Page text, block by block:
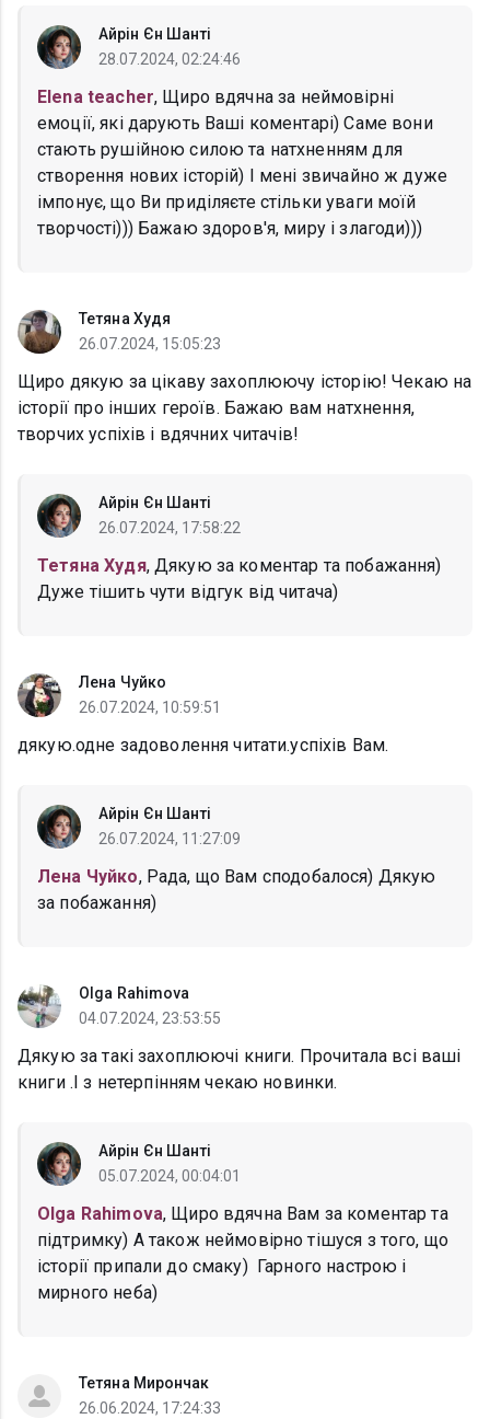
Айрін Єн Шанті
28.07.2024, 02:24:46
Elena teacher, Щиро вдячна за неймовірні
емоції, які дарують Ваші коментарі) Саме вони
стають рушійною силою та натхненням для
створення нових історій) І мені звичайно ж дуже
імпонує, що Ви приділяєте стільки уваги моїй
творчості))) Бажаю здоров'я, миру і злагоди)))
Тетяна Худя
26.07.2024, 15:05:23
Щиро дякую за цікаву захоплюючу історію! Чекаю на
історії про інших героїв. Бажаю вам натхнення,
творчих успіхів і вдячних читачів!
Айрін Єн Шанті
26.07.2024, 17:58:22
Тетяна Худя, Дякую за коментар та побажання)
Дуже тішить чути відгук від читача)
Лена Чуйко
26.07.2024, 10:59:51
дякую.одне задоволення читати.успіхів Вам.
Айрін Єн Шанті
26.07.2024, 11:27:09
Лена Чуйко, Рада, що Вам сподобалося) Дякую
за побажання)
Olga Rahimova
04.07.2024, 23:53:55
Дякую за такі захоплюючі книги. Прочитала всі ваші
книги .І з нетерпінням чекаю новинки.
Айрін Єн Шанті
05.07.2024, 00:04:01
Olga Rahimova, Щиро вдячна Вам за коментар та
підтримку) А також неймовірно тішуся з того, що
історії припали до смаку) Гарного настрою і
мирного неба)
Тетяна Мирончак
26.06.2024, 17:24:33